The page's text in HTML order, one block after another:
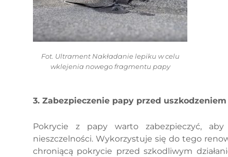
Fot. Ultrament Nakładanie lepiku w celu
wklejenia nowego fragmentu papy
3. Zabezpieczenie papy przed uszkodzeniem
Pokrycie z papy warto zabezpieczyć,
nieszczelności. Wykorzystuje się do tego
chroniącą pokrycie przed szkodliwym